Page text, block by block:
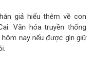
giả hiểu thêm về con
Văn hóa truyền thống
nay nếu được gìn giữ